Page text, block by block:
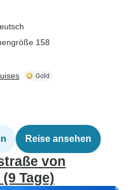
158
Reise ansehen
von
Tage)